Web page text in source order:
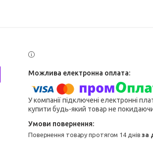
У компанії підключені електронні
купити будь-який товар не
повернення товару протягом 14 днівза